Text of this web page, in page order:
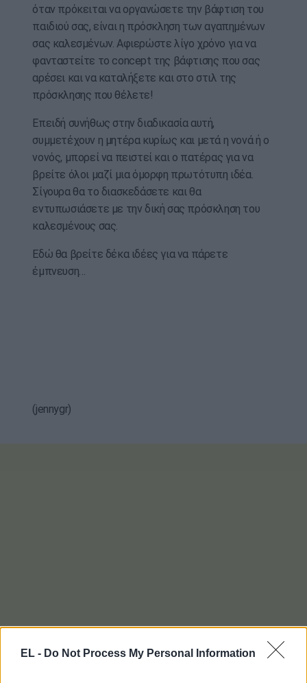
EL - Do Not Process My Personal Information
όταν πρόκειται να οργανώσετε την βάφτιση του
παιδιού σας, είναι η πρόσκληση των αγαπημένων
σας καλεσμένων. Αφιερώστε λίγο χρόνο για να
φανταστείτε το concept της βάφτισης που σας
αρέσει και να καταλήξετε και στο στιλ της
πρόσκλησης που θέλετε!
Επειδή συνήθως στην διαδικασία αυτή,
συμμετέχουν η μητέρα κυρίως και μετά η νονά ή ο
νονός, μπορεί να πειστεί και ο πατέρας για να
βρείτε όλοι μαζί μια όμορφη πρωτότυπη ιδέα.
Σίγουρα θα το διασκεδάσετε και θα
εντυπωσιάσετε με την δική σας πρόσκληση του
καλεσμένους σας.
Εδώ θα βρείτε δέκα ιδέες για να πάρετε
έμπνευση…
(jennygr)